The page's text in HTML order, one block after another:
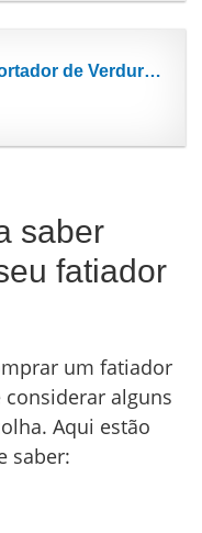
ONCE FOR ALL's Cortador de Verdura seguro, Multifuncional de Mandolina de Cocina Manual, Cuchillas...
saber
fatiador
um fatiador
alguns
Aqui estão
saber: